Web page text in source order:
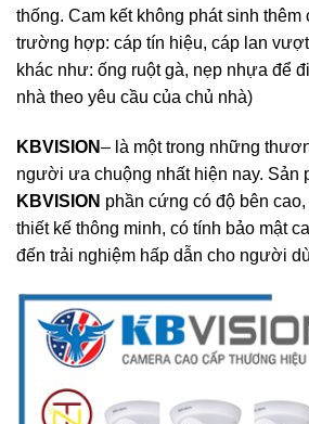
thống. Cam kết không phát sinh
trường hợp: cáp tín hiệu, cáp lan
khác như: ống ruột gà, nẹp nhựa để
nhà theo yêu cầu của chủ nhà)
KBVISION– là một trong những
người ưa chuộng nhất hiện nay. Sản
KBVISION phần cứng có độ bên
thiết kế thông minh, có tính bảo mật
đến trải nghiệm hấp dẫn cho người